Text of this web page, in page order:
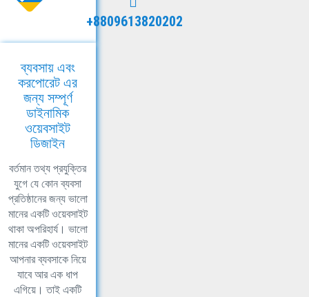
+8809613820202
ব্যবসায় এবং
করপোরেট এর
জন্য সম্পূর্ণ
ডাইনামিক
ওয়েবসাইট
ডিজাইন
বর্তমান তথ্য প্রযুক্তির
যুগে যে কোন ব্যবসা
প্রতিষ্ঠানের জন্য ভালো
মানের একটি ওয়েবসাইট
থাকা অপরিহার্য। ভালো
মানের একটি ওয়েবসাইট
আপনার ব্যবসাকে নিয়ে
যাবে আর এক ধাপ
এগিয়ে। তাই একটি